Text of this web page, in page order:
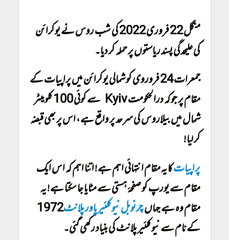
منگل 22 فروری 2022 کی شب روس نے یوکرائن
کی علیحدگی پسند ریاستوں پر حملہ کر دیا۔
جمعرات 24 فروروی کو شمالی یوکرائن میں پراپیات کے
مقام پر جو کہ درالحکومت Kyiv سے کوئی 100 کلومیٹر
شمال میں بیلاروس کی سرحد پر واقع ہے، اس پر بھی قبضہ
کر لیا!
پراپیاتکا یہ مقام انتہائی اہم ہے! اتنا اہم کہ اس ایک
مقام سے یورپ کو صفحۂ ہستی سے مٹایا جا سکتا ہے! یہ
مقام وہ ہے جہاں 1972چرنوبل نیوکلئیر پاور پلانٹ
کے نام سے نیوکلئیر پلانٹ کی بنیاد رکھی گئی۔